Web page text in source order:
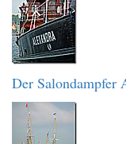
Der Salondampfer